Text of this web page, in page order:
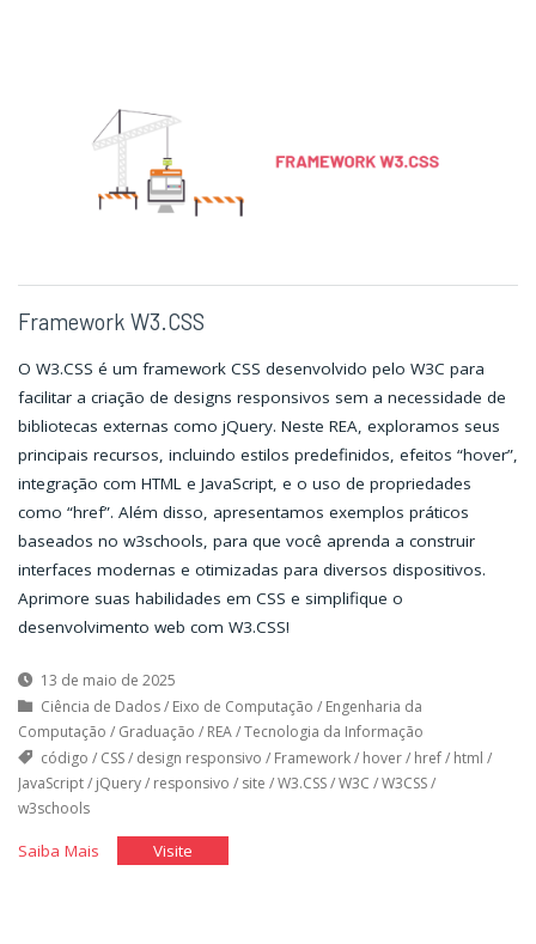
Framework W3.CSS
O W3.CSS é um framework CSS desenvolvido pelo W3C para
facilitar a criação de designs responsivos sem a necessidade de
bibliotecas externas como jQuery. Neste REA, exploramos seus
principais recursos, incluindo estilos predefinidos, efeitos “hover”,
integração com HTML e JavaScript, e o uso de propriedades
como “href”. Além disso, apresentamos exemplos práticos
baseados no w3schools, para que você aprenda a construir
interfaces modernas e otimizadas para diversos dispositivos.
Aprimore suas habilidades em CSS e simplifique o
desenvolvimento web com W3.CSS!
13 de maio de 2025
Ciência de Dados/ Eixo de Computação / Engenharia da
Computação / Graduação / REA/Tecnologia da Informação
código / CSS/ design responsivo / Framework/ hover/ href/ html /
JavaScript/ jQuery/ responsivo / site /W3.CSS/W3C /W3CSS/
w3schools
Saiba Mais"Framework
Visite"Framework